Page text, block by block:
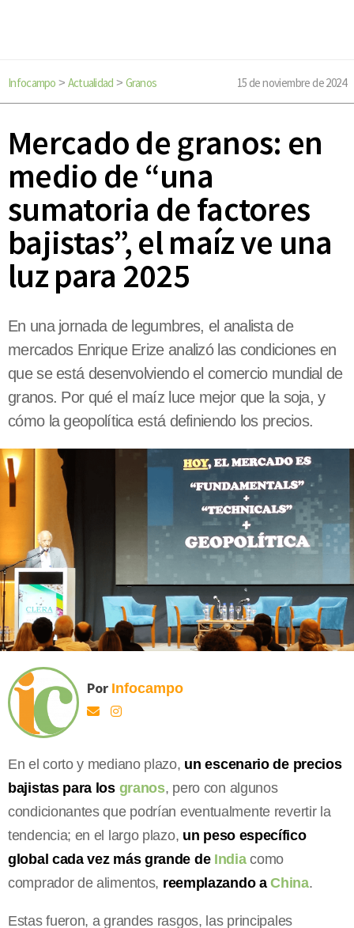
Infocampo > Actualidad > Granos 15 de noviembre de 2024
Mercado de granos: en
medio de “una
sumatoria de factores
bajistas”, el maíz ve una
luz para 2025
En una jornada de legumbres, el analista de
mercados Enrique Erize analizó las condiciones en
que se está desenvolviendo el comercio mundial de
granos. Por qué el maíz luce mejor que la soja, y
cómo la geopolítica está definiendo los precios.
Por Infocampo
En el corto y mediano plazo, un escenario de precios
bajistas para los granos, pero con algunos
condicionantes que podrían eventualmente revertir la
tendencia; en el largo plazo, un peso específico
global cada vez más grande de Indiacomo
comprador de alimentos, reemplazando aChina.
Estas fueron, a grandes rasgos, las principales